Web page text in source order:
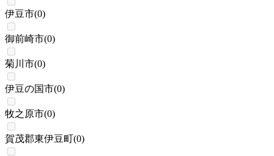
伊豆市(0)
御前崎市(0)
菊川市(0)
伊豆の国市(0)
牧之原市(0)
賀茂郡東伊豆町(0)